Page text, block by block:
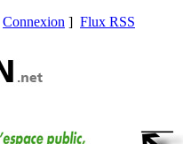
Connexion ] Flux RSS